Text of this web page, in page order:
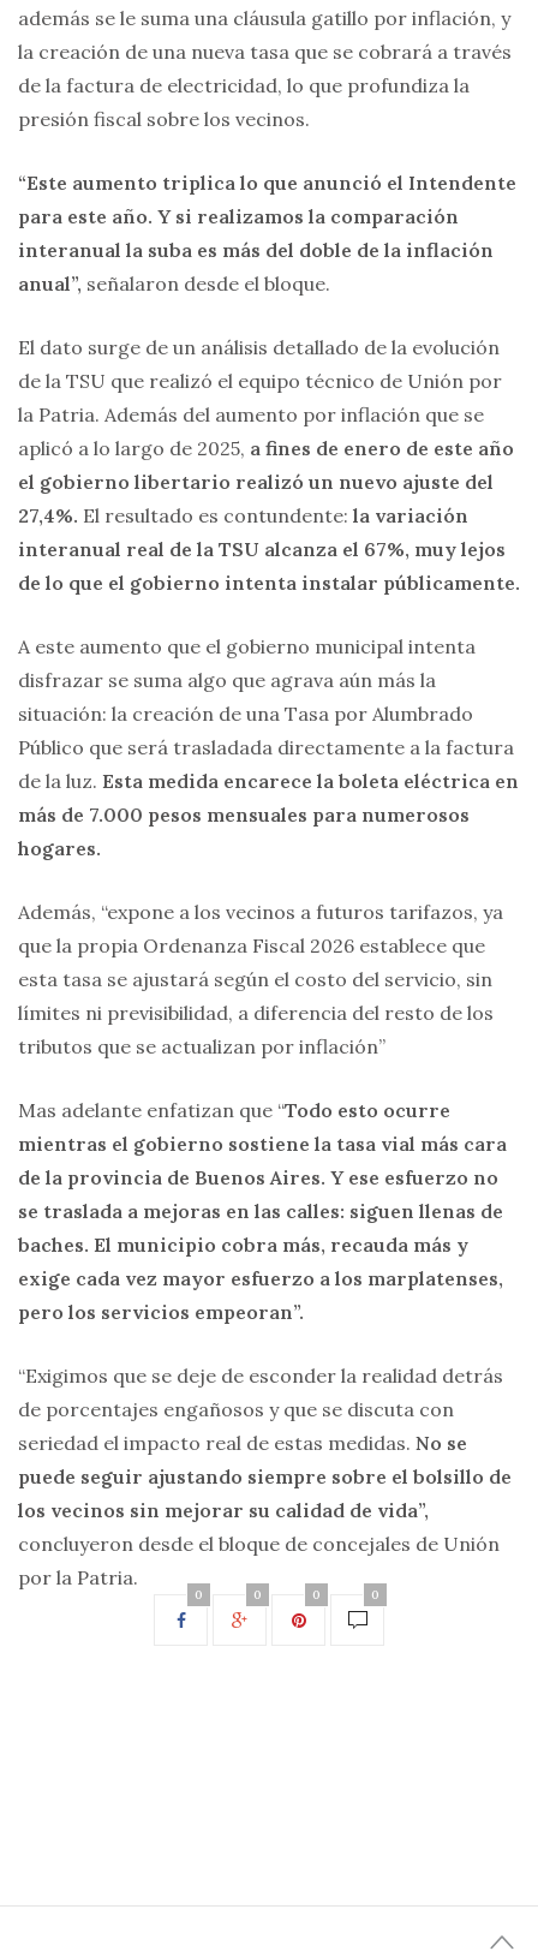
además se le suma una cláusula gatillo por inflación, y
la creación de una nueva tasa que se cobrará a través
de la factura de electricidad, lo que profundiza la
presión fiscal sobre los vecinos.
“Este aumento triplica lo que anunció el Intendente
para este año. Y si realizamos la comparación
interanual la suba es más del doble de la inflación
anual”, señalaron desde el bloque.
El dato surge de un análisis detallado de la evolución
de la TSU que realizó el equipo técnico de Unión por
la Patria. Además del aumento por inflación que se
aplicó a lo largo de 2025, a fines de enero de este año
el gobierno libertario realizó un nuevo ajuste del
27,4%. El resultado es contundente: la variación
interanual real de la TSU alcanza el 67%, muy lejos
de lo que el gobierno intenta instalar públicamente.
A este aumento que el gobierno municipal intenta
disfrazar se suma algo que agrava aún más la
situación: la creación de una Tasa por Alumbrado
Público que será trasladada directamente a la factura
de la luz. Esta medida encarece la boleta eléctrica en
más de 7.000 pesos mensuales para numerosos
hogares.
Además, “expone a los vecinos a futuros tarifazos, ya
que la propia Ordenanza Fiscal 2026 establece que
esta tasa se ajustará según el costo del servicio, sin
límites ni previsibilidad, a diferencia del resto de los
tributos que se actualizan por inflación”
Mas adelante enfatizan que “Todo esto ocurre
mientras el gobierno sostiene la tasa vial más cara
de la provincia de Buenos Aires. Y ese esfuerzo no
se traslada a mejoras en las calles: siguen llenas de
baches. El municipio cobra más, recauda más y
exige cada vez mayor esfuerzo a los marplatenses,
pero los servicios empeoran”.
“Exigimos que se deje de esconder la realidad detrás
de porcentajes engañosos y que se discuta con
seriedad el impacto real de estas medidas. No se
puede seguir ajustando siempre sobre el bolsillo de
los vecinos sin mejorar su calidad de vida”,
concluyeron desde el bloque de concejales de Unión
por la Patria.
0 0 0 0